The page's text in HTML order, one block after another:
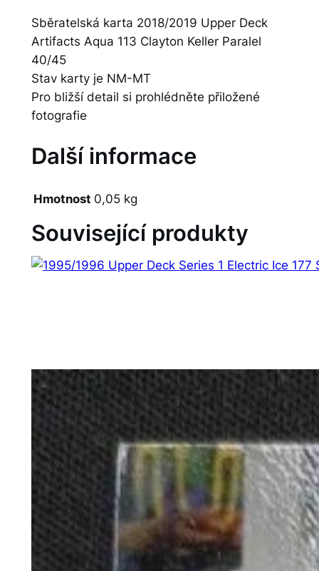
Sběratelská karta 2018/2019 Upper Deck
Artifacts Aqua 113 Clayton Keller Paralel
40/45
Stav karty je NM-MT
Pro bližší detail si prohlédněte přiložené
fotografie
Další informace
Hmotnost 0,05 kg
Související produkty